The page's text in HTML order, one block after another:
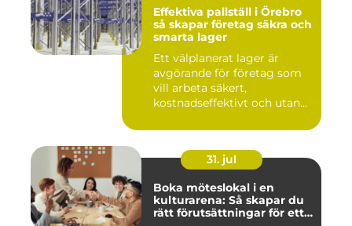
Effektiva pallställ i Örebro
så skapar företag säkra och
smarta lager
Ett välplanerat lager är
avgörande för företag som
vill arbeta säkert,
kostnadseffektivt och utan
31. jul
Boka möteslokal i en
kulturarena: Så skapar du
rätt förutsättningar för ett